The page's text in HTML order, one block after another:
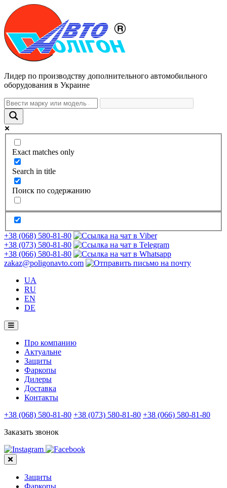
Лидер по производству дополнительного автомобильного
оборудования в Украине
Exact matches only
Search in title
Поиск по содержанию
+38 (068) 580-81-80
+38 (073) 580-81-80
+38 (066) 580-81-80
zakaz@poligonavto.com
UA
RU
EN
DE
Про компанию
Актуальне
Защиты
Фаркопы
Дилеры
Доставка
Контакты
+38 (068) 580-81-80 +38 (073) 580-81-80 +38 (066) 580-81-80
Заказать звонок
Защиты